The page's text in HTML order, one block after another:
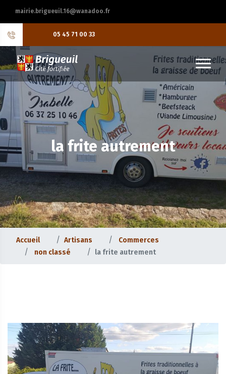
mairie.brigueuil.16@wanadoo.fr
05 45 71 00 33
la frite autrement
Accueil Artisans
Commerces
non classé
la frite autrement